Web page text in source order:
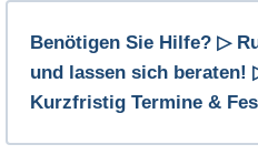
Benötigen Sie Hilfe? ▷
und lassen sich beraten!
Kurzfristig Termine &